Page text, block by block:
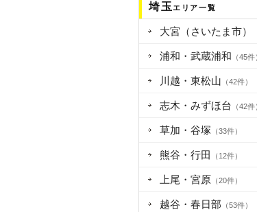
埼玉 エリア一覧
大宮（さいたま市）
浦和・武蔵浦和 （45件
川越・東松山 （42件）
志木・みずほ台 （42件
草加・谷塚 （33件）
熊谷・行田 （12件）
上尾・宮原 （20件）
越谷・春日部 （53件）